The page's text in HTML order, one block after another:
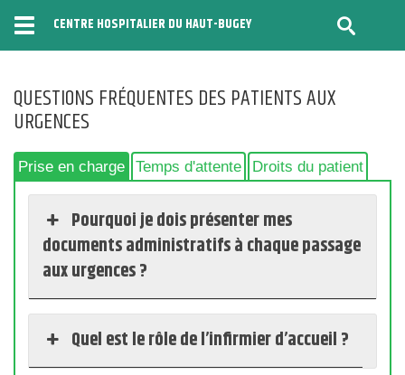
MenuCENTRE HOSPITALIER DU HAUT-BUGEY
QUESTIONS FRÉQUENTES DES PATIENTS AUX
URGENCES
Prise en charge Temps d'attente Droits du patient
Pourquoi je dois présenter mes
documents administratifs à chaque passage
aux urgences ?
Quel est le rôle de l’infirmier d’accueil ?